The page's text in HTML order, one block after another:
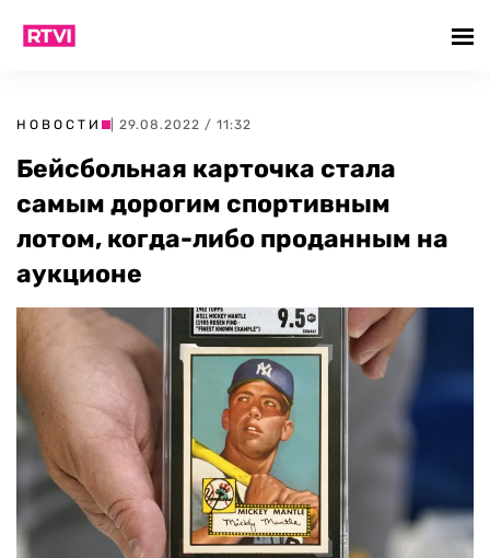
НОВОСТИ | 29.08.2022 / 11:32
Бейсбольная карточка стала
самым дорогим спортивным
лотом, когда-либо проданным на
аукционе